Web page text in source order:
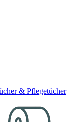
& Pflegetücher